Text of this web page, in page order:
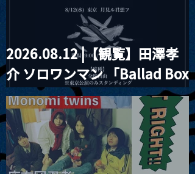
2026.08.12 |【観覧】田澤孝
介 ソロワンマン 「Ballad Box
2026」